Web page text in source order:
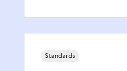
Standards